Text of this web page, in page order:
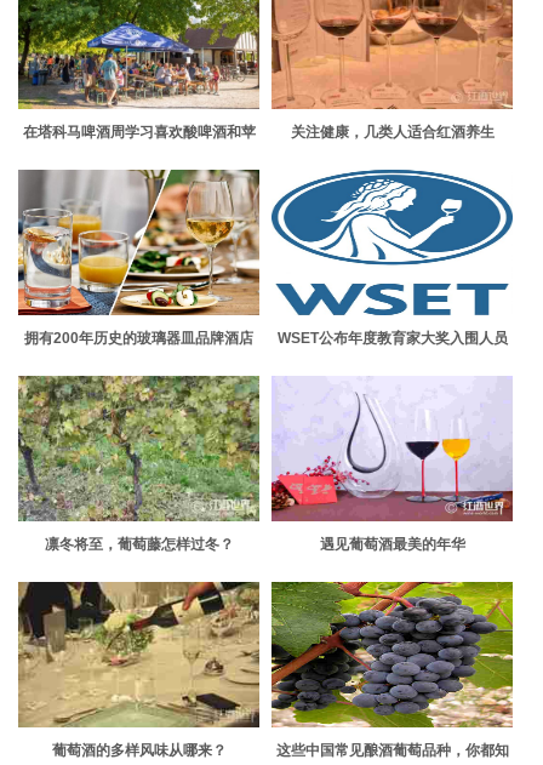
在塔科马啤酒周学习喜欢酸啤酒和苹
关注健康，几类人适合红酒养生
拥有200年历史的玻璃器皿品牌酒店
WSET公布年度教育家大奖入围人员
凛冬将至，葡萄藤怎样过冬？ 遇见葡萄酒最美的年华
葡萄酒的多样风味从哪来？
这些中国常见酿酒葡萄品种，你都知